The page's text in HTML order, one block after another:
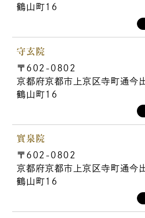
鶴山町16
守玄院
〒602-0802
京都府京都市上京区寺町通今
鶴山町16
實泉院
〒602-0802
京都府京都市上京区寺町通今
鶴山町16